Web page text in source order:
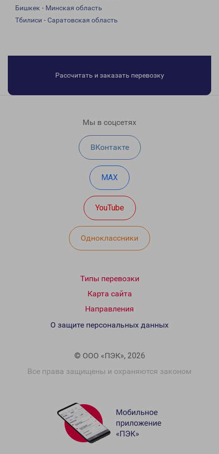
Бишкек - Минская область
Тбилиси - Саратовская область
Рассчитать и заказать перевозку
Мы в соцсетях
ВКонтакте
MAX
YouTube
Одноклассники
Типы перевозки
Карта сайта
Направления
© ООО «ПЭК», 2026
Все права защищены и охраняются законом
О защите персональных данных